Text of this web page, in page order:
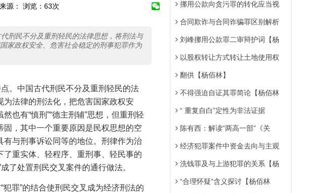
源： 浏览： 63次
刑民不分及重刑轻民的法律思想，将刑法与
家政权安全、危害社会稳定的刑事犯罪作为
。中国古代刑民不分及重刑轻民的法
法律的刑法化，把危害国家政权安
也有“慎刑”“德主刑辅”思想，但重刑轻
，其中一个重要原因是民权思想的空
与刑事诉讼同等的地位。刑律作为治
重实体、轻程序、重刑事、轻民事的
了处置刑民交叉案件的通行做法。
“犯罪”的结合使刑民交叉成为经济刑法的
挪用公款向贪污罪的转化应当视
合同欺诈与合同诈骗罪区别解析
刘峰挪用公款罪二审辩护词【杨
以股权转让方式转让土地使用权
翻供【杨佰林】
不得强迫自证其罪简论【杨佰林
“ 重复自白”定性为非法证据
陈有西：解读“两高一部”《关
经济犯罪案件中资金去向与主观
洗钱罪及与上游犯罪的关系【杨
“合理怀疑”含义探讨【杨佰林